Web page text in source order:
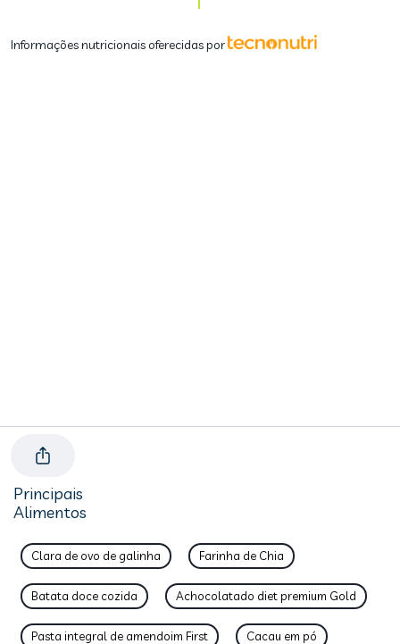
Informações nutricionais oferecidas por
Principais
Alimentos
Clara de ovo de galinha Farinha de Chia
Batata doce cozida Achocolatado diet premium Gold
Pasta integral de amendoim First Cacau em pó